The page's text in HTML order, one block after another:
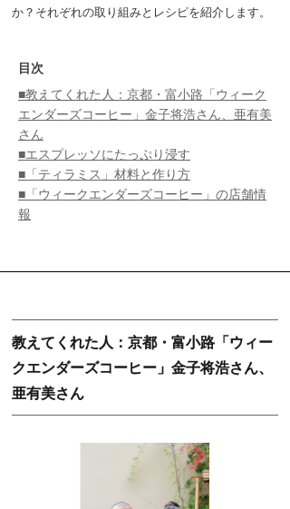
か？それぞれの取り組みとレシピを紹介します。
目次
■教えてくれた人：京都・富小路「ウィーク
エンダーズコーヒー」金子将浩さん、亜有美
さん
■エスプレッソにたっぷり浸す
■「ティラミス」材料と作り方
■「ウィークエンダーズコーヒー」の店舗情
報
教えてくれた人：京都・富小路「ウィー
クエンダーズコーヒー」金子将浩さん、
亜有美さん